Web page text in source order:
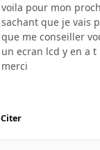
voila pour mon
sachant que je vais
que me conseiller
un ecran lcd y en a
merci
Citer